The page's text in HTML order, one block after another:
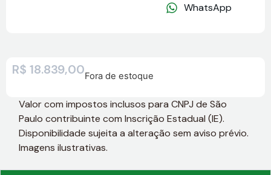
WhatsApp
R$ 18.839,00Fora de estoque
Valor com impostos inclusos para CNPJ de São
Paulo contribuinte com Inscrição Estadual (IE).
Disponibilidade sujeita a alteração sem aviso prévio.
Imagens ilustrativas.